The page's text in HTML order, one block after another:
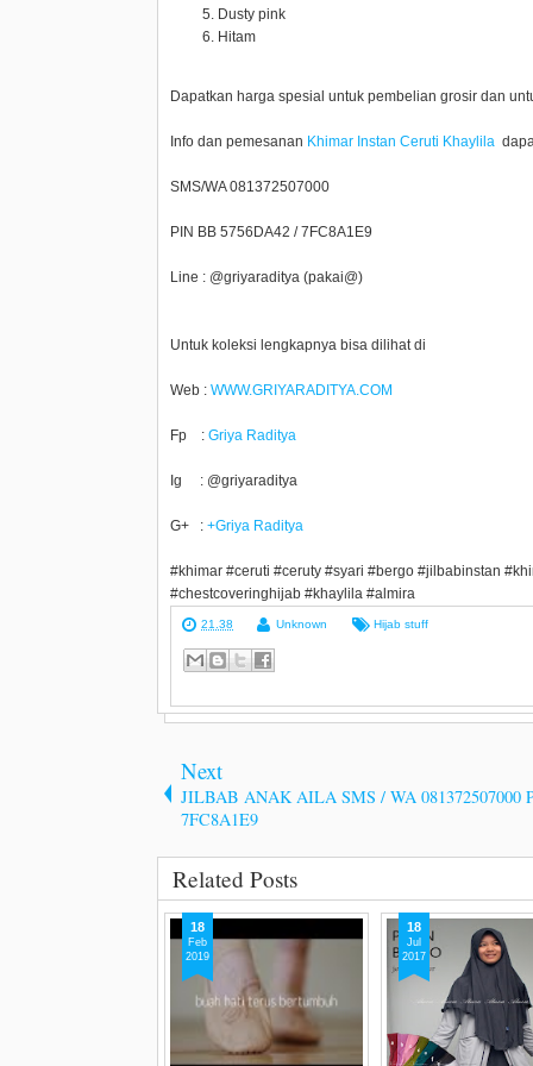
Dusty pink
Hitam
Dapatkan harga spesial untuk pembelian grosir dan
Info dan pemesanan Khimar Instan Ceruti Khaylila
SMS/WA 081372507000
PIN BB 5756DA42 / 7FC8A1E9
Line : @griyaraditya (pakai@)
Untuk koleksi lengkapnya bisa dilihat di
Web : WWW.GRIYARADITYA.COM
Fp : Griya Raditya
Ig : @griyaraditya
G+ : +Griya Raditya
#khimar #ceruti #ceruty #syari #bergo #jilbabinstan
#chestcoveringhijab #khaylila #almira
21.38 Unknown Hijab stuff
Next
JILBAB ANAK AILA SMS / WA 081372507000
7FC8A1E9
Related Posts
18
Feb
2019
18
Jul
2017